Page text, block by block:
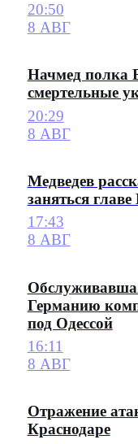
20:50
8 АВГ
Начмед полка
смертельные
20:29
8 АВГ
Медведев
заняться
17:43
8 АВГ
Германию
под Одессой
16:11
8 АВГ
Отражение
Краснодаре